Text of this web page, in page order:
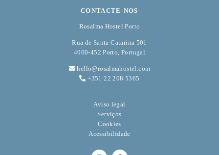
CONTACTE-NOS
Rosalma Hostel Porto
Rua de Santa Catarina 501
4000-452 Porto, Portugal
hello@rosalmahostel.com
+351 22 208 5365
Aviso legal
Serviços
Cookies
Acessibilidade